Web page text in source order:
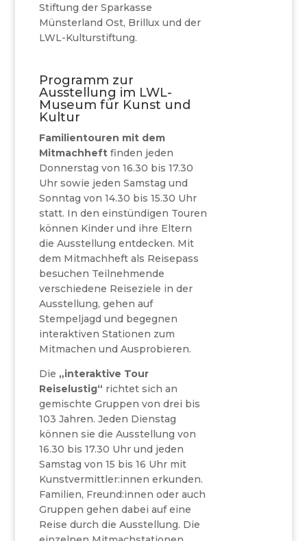
Stiftung der Sparkasse
Münsterland Ost, Brillux und der
LWL-Kulturstiftung.
Programm zur
Ausstellung im LWL-
Museum für Kunst und
Kultur
Familientouren mit dem
Mitmachheft finden jeden
Donnerstag von 16.30 bis 17.30
Uhr sowie jeden Samstag und
Sonntag von 14.30 bis 15.30 Uhr
statt. In den einstündigen Touren
können Kinder und ihre Eltern
die Ausstellung entdecken. Mit
dem Mitmachheft als Reisepass
besuchen Teilnehmende
verschiedene Reiseziele in der
Ausstellung, gehen auf
Stempeljagd und begegnen
interaktiven Stationen zum
Mitmachen und Ausprobieren.
Die „interaktive Tour
Reiselustig“ richtet sich an
gemischte Gruppen von drei bis
103 Jahren. Jeden Dienstag
können sie die Ausstellung von
16.30 bis 17.30 Uhr und jeden
Samstag von 15 bis 16 Uhr mit
Kunstvermittler:innen erkunden.
Familien, Freund:innen oder auch
Gruppen gehen dabei auf eine
Reise durch die Ausstellung. Die